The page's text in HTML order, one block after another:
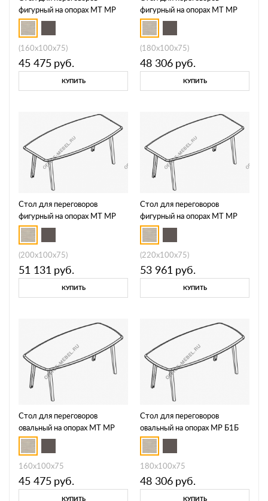
фигурный на опорах МТ МР
Б1Б 141
(160x100x75)
45 475 руб.
КУПИТЬ
фигурный на опорах МТ МР
Б1Б 142
(180x100x75)
48 306 руб.
КУПИТЬ
Стол для переговоров
фигурный на опорах МТ МР
Б1Б 143
(200x100x75)
51 131 руб.
КУПИТЬ
Стол для переговоров
фигурный на опорах МТ МР
Б1Б 144
(220x100x75)
53 961 руб.
КУПИТЬ
Стол для переговоров
овальный на опорах МТ МР
Б1Б 145
160x100x75
45 475 руб.
КУПИТЬ
Стол для переговоров
овальный на опорах МР Б1Б
146
180x100x75
48 306 руб.
КУПИТЬ